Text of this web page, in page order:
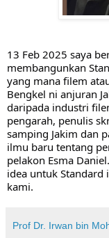
13 Feb 2025 saya
membangunkan
yang mana filem
Bengkel ni anjuran
daripada industri
pengarah, penulis
samping Jakim dan
ilmu baru tentang
pelakon Esma
idea untuk Standard
kami.
Prof Dr. Irwan bin